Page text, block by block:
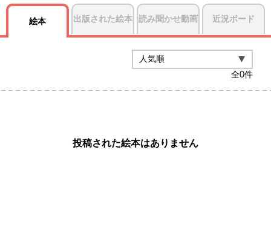
絵本 出版された絵本 読み聞かせ動画 近況ボード
全0件
投稿された絵本はありません